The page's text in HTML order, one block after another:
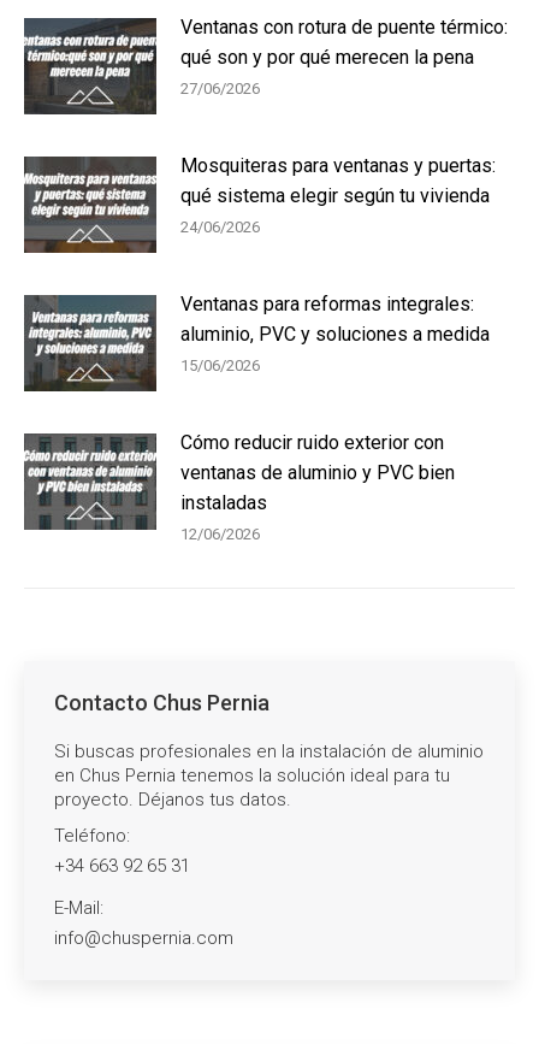
Ventanas con rotura de puente térmico:
qué son y por qué merecen la pena
27/06/2026
Mosquiteras para ventanas y puertas:
qué sistema elegir según tu vivienda
24/06/2026
Ventanas para reformas integrales:
aluminio, PVC y soluciones a medida
15/06/2026
Cómo reducir ruido exterior con
ventanas de aluminio y PVC bien
instaladas
12/06/2026
Contacto Chus Pernia
Si buscas profesionales en la instalación de aluminio
en Chus Pernia tenemos la solución ideal para tu
proyecto. Déjanos tus datos.
Teléfono:
+34 663 92 65 31
E-Mail:
info@chuspernia.com